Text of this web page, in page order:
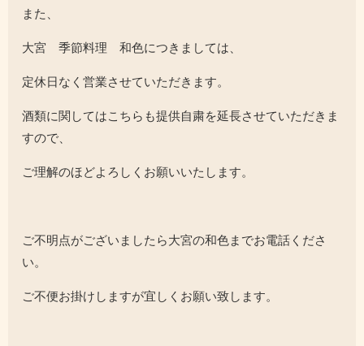
また、
大宮 季節料理 和色につきましては、
定休日なく営業させていただきます。
酒類に関してはこちらも提供自粛を延長させていただきま
すので、
ご理解のほどよろしくお願いいたします。
ご不明点がございましたら大宮の和色までお電話くださ
い。
ご不便お掛けしますが宜しくお願い致します。